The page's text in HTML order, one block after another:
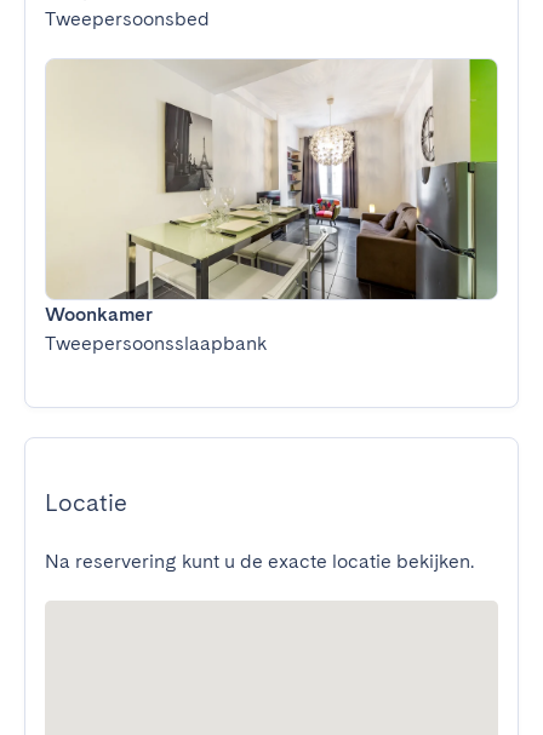
Tweepersoonsbed
Woonkamer
Tweepersoonsslaapbank
Locatie
Na reservering kunt u de exacte locatie bekijken.